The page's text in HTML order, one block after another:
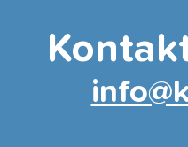
HD